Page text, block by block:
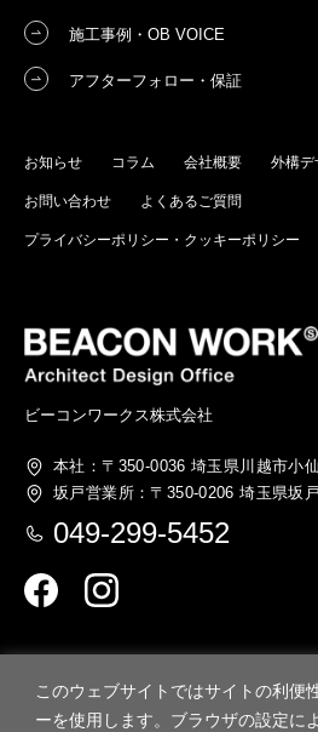
このウェブサイトではサイトの利便
ーを使用します。ブラウザの設定に
ビーコンワークス株式会社
本社：〒350-0036 埼玉県川越市小
坂戸営業所：〒350-0206 埼玉県坂
049-299-5452
施工事例・OB VOICE
アフターフォロー・保証
お知らせ コラム 会社概要 外構デ
お問い合わせ よくあるご質問
プライバシーポリシー・クッキーポリシー